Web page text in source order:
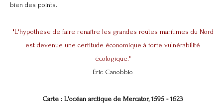
bien des points.
"L'hypothèse de faire renaître les grandes routes maritimes du Nord
est devenue une certitude économique à forte vulnérabilité
écologique."
Éric Canobbio
Carte : L'océan arctique de Mercator, 1595 - 1623